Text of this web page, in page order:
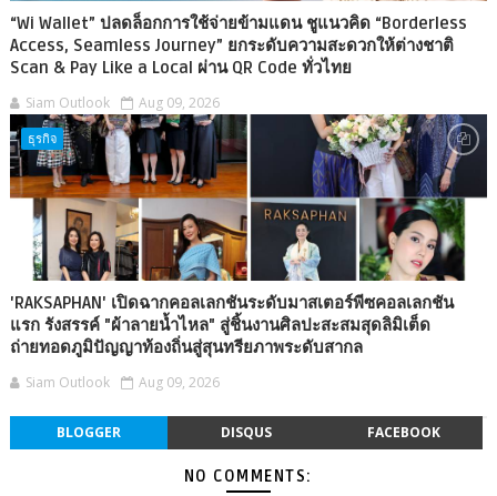
“Wi Wallet” ปลดล็อกการใช้จ่ายข้ามแดน ชูแนวคิด “Borderless
Access, Seamless Journey” ยกระดับความสะดวกให้ต่างชาติ
Scan & Pay Like a Local ผ่าน QR Code ทั่วไทย
Siam Outlook Aug 09, 2026
ธุรกิจ
'RAKSAPHAN' เปิดฉากคอลเลกชันระดับมาสเตอร์พีซคอลเลกชัน
แรก รังสรรค์ "ผ้าลายน้ำไหล" สู่ชิ้นงานศิลปะสะสมสุดลิมิเต็ด
ถ่ายทอดภูมิปัญญาท้องถิ่นสู่สุนทรียภาพระดับสากล
Siam Outlook Aug 09, 2026
BLOGGER DISQUS FACEBOOK
NO COMMENTS: